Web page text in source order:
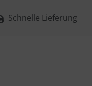
Schnelle Lieferung